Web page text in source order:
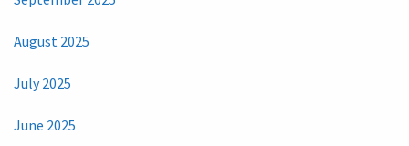
August 2025
July 2025
June 2025